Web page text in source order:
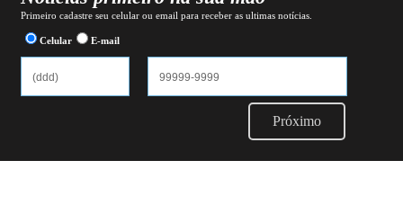
Primeiro cadastre seu celular ou email para receber as ultimas notícias.
Celular E-mail
Próximo